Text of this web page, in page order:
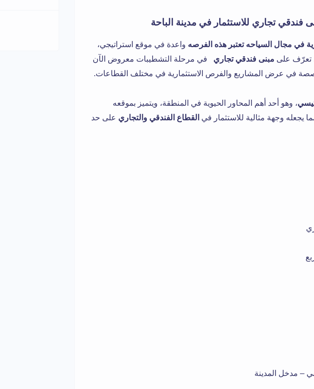
فندقي تجاري للاستثمار في مدينة الباحة
في مجال السياحه تعتبر هذه الفرصه واعدة في موقع استراتيجي،
تعرّف على مبنى فندقي تجاري
في مرحلة التشطيبات معروض الآن
في عرض المشاريع والفرص الاستثمارية في مختلف القطاعات.
، وهو أحد أهم المحاور الحيوية في المنطقة، ويتميز بموقعه
يجعله وجهة مثالية للاستثمار في القطاع الفندقي والتجاري على حد
– مدخل المدينة